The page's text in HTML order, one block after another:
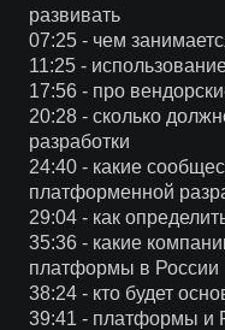
развивать
07:25 - чем
11:25 -
17:56 - про
20:28 - сколько
разработки
24:40 - какие
платформенной
29:04 - как
35:36 - какие
платформы в России
38:24 - кто будет
39:41 - платформы и